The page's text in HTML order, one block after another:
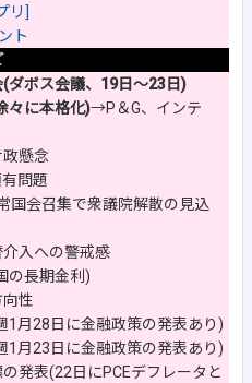
リ]
ト
ダボス会議、19日～23日)
々に本格化)→P＆G、インテ
懸念
問題
国会召集で衆議院解散の見込
介入への警戒感
の長期金利)
性
1月28日に金融政策の発表あり)
1月23日に金融政策の発表あり)
発表(22日にPCEデフレータと